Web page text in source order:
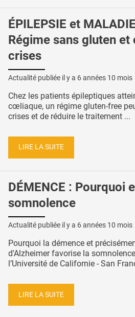
ÉPILEPSIE et
Régime sans gluten
crises
Actualité publiée il y a 6 années 10 mois
Chez les patients épileptiques
cœliaque, un régime gluten-free
crises et de réduire le traitement ...
LIRE LA SUITE
DÉMENCE : Pourquoi
somnolence
Actualité publiée il y a 6 années 10 mois
Pourquoi la démence et
d'Alzheimer favorise la
l’Université de Californie - San
LIRE LA SUITE